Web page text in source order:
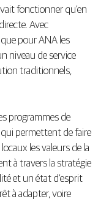
fonctionner qu’en
Avec
pour ANA les
niveau de service
traditionnels,
programmes de
permettent de faire
les valeurs de la
à travers la stratégie
et un état d’esprit
à adapter, voire